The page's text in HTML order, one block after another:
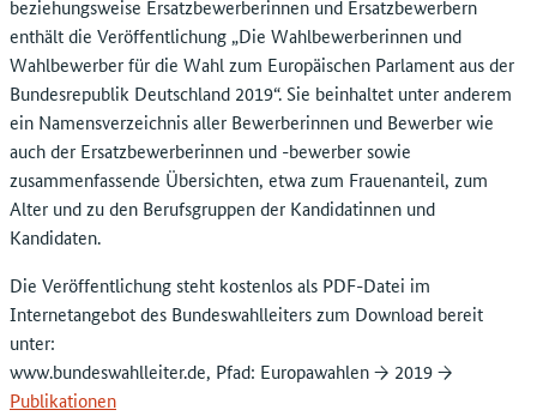
beziehungsweise Ersatzbewerberinnen und Ersatzbewerbern
enthält die Veröffentlichung „Die Wahlbewerberinnen und
Wahlbewerber für die Wahl zum Europäischen Parlament aus der
Bundesrepublik Deutschland 2019“. Sie beinhaltet unter anderem
ein Namensverzeichnis aller Bewerberinnen und Bewerber wie
auch der Ersatzbewerberinnen und -bewerber sowie
zusammenfassende Übersichten, etwa zum Frauenanteil, zum
Alter und zu den Berufsgruppen der Kandidatinnen und
Kandidaten.
Die Veröffentlichung steht kostenlos als PDF-Datei im
Internetangebot des Bundeswahlleiters zum Download bereit
unter:
www.bundeswahlleiter.de, Pfad: Europawahlen → 2019 →
Publikationen